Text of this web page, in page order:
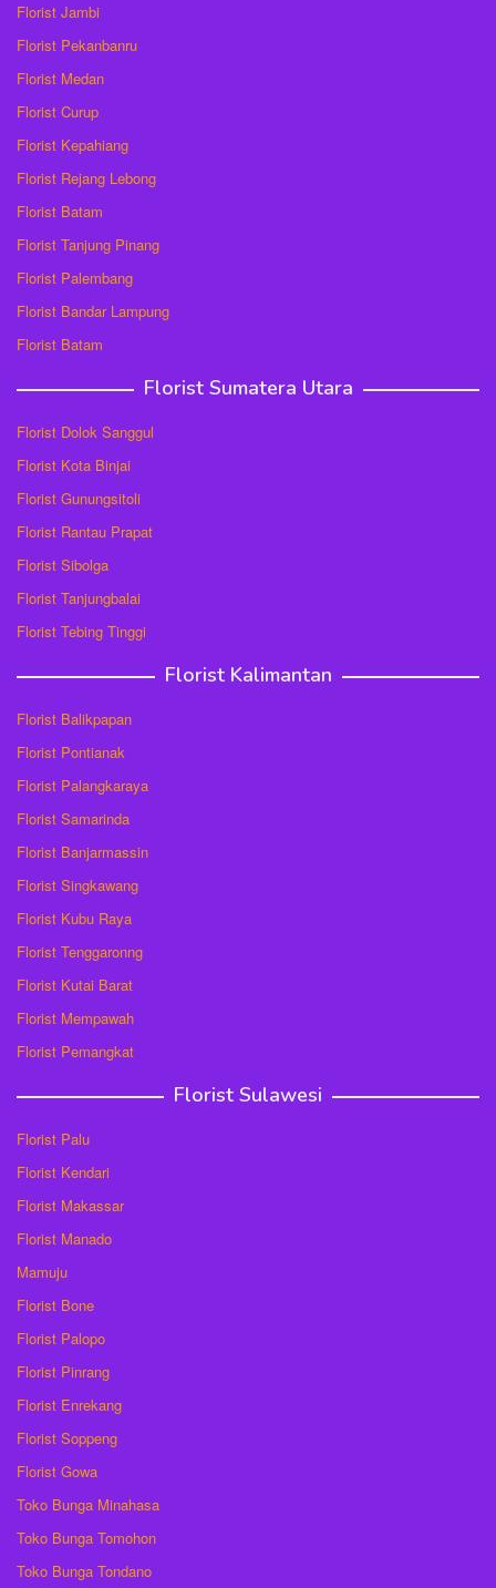
Florist Jambi
Florist Pekanbanru
Florist Medan
Florist Curup
Florist Kepahiang
Florist Rejang Lebong
Florist Batam
Florist Tanjung Pinang
Florist Palembang
Florist Bandar Lampung
Florist Batam
Florist Sumatera Utara
Florist Dolok Sanggul
Florist Kota Binjai
Florist Gunungsitoli
Florist Rantau Prapat
Florist Sibolga
Florist Tanjungbalai
Florist Tebing Tinggi
Florist Kalimantan
Florist Balikpapan
Florist Pontianak
Florist Palangkaraya
Florist Samarinda
Florist Banjarmassin
Florist Singkawang
Florist Kubu Raya
Florist Tenggaronng
Florist Kutai Barat
Florist Mempawah
Florist Pemangkat
Florist Sulawesi
Florist Palu
Florist Kendari
Florist Makassar
Florist Manado
Mamuju
Florist Bone
Florist Palopo
Florist Pinrang
Florist Enrekang
Florist Soppeng
Florist Gowa
Toko Bunga Minahasa
Toko Bunga Tomohon
Toko Bunga Tondano